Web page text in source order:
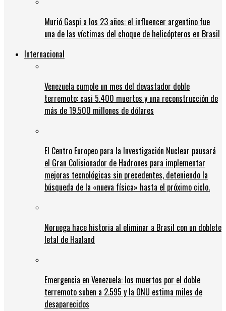
Murió Gaspi a los 23 años: el influencer argentino fue
una de las víctimas del choque de helicópteros en Brasil
Internacional
Venezuela cumple un mes del devastador doble
terremoto: casi 5.400 muertos y una reconstrucción de
más de 19.500 millones de dólares
El Centro Europeo para la Investigación Nuclear pausará
el Gran Colisionador de Hadrones para implementar
mejoras tecnológicas sin precedentes, deteniendo la
búsqueda de la «nueva física» hasta el próximo ciclo.
Noruega hace historia al eliminar a Brasil con un doblete
letal de Haaland
Emergencia en Venezuela: los muertos por el doble
terremoto suben a 2.595 y la ONU estima miles de
desaparecidos